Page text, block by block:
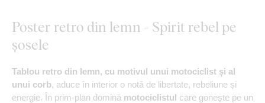
Poster retro din lemn - Spirit rebel pe
șosele
Tablou retro din lemn, cu motivul unui motociclist și al
unui corb, aduce în interior o notă de libertate, rebeliune și
energie. În prim-plan domină motociclistul care gonește pe un